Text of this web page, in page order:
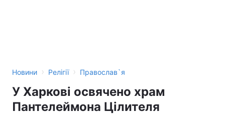
Новини › Релігії › Православ`я
У Харкові освячено храм
Пантелеймона Цілителя